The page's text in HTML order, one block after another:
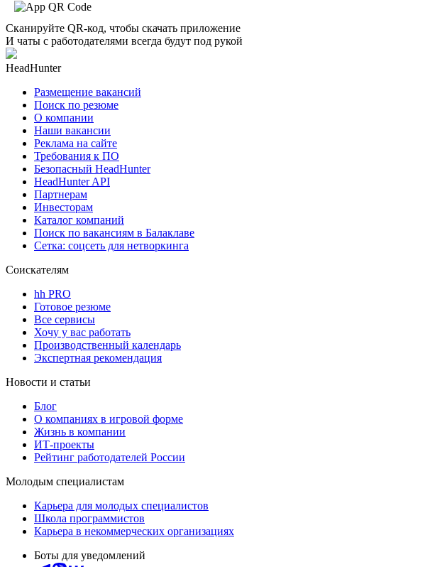
Сканируйте QR-код, чтобы скачать приложение
И чаты с работодателями всегда будут под рукой
HeadHunter
Размещение вакансий
Поиск по резюме
О компании
Наши вакансии
Реклама на сайте
Требования к ПО
Безопасный HeadHunter
HeadHunter API
Партнерам
Инвесторам
Каталог компаний
Поиск по вакансиям в Балаклаве
Сетка: соцсеть для нетворкинга
Соискателям
hh PRO
Готовое резюме
Все сервисы
Хочу у вас работать
Производственный календарь
Экспертная рекомендация
Новости и статьи
Блог
О компаниях в игровой форме
Жизнь в компании
ИТ-проекты
Рейтинг работодателей России
Молодым специалистам
Карьера для молодых специалистов
Школа программистов
Карьера в некоммерческих организациях
Боты для уведомлений